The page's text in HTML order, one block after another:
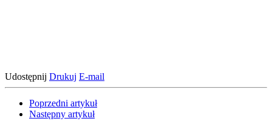
Udostępnij Drukuj E-mail
Poprzedni artykuł
Następny artykuł